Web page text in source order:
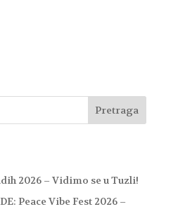
2026 – Vidimo se u Tuzli!
Peace Vibe Fest 2026 –